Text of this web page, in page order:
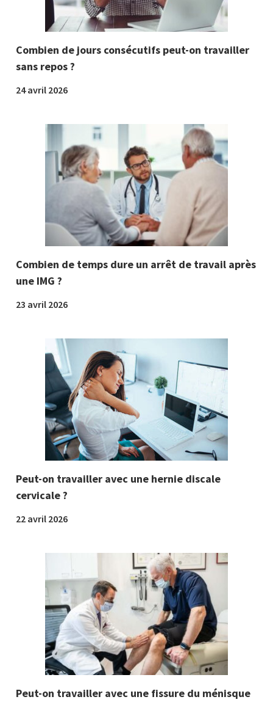
Combien de jours consécutifs peut-on travailler
sans repos ?
24 avril 2026
Combien de temps dure un arrêt de travail après
une IMG ?
23 avril 2026
Peut-on travailler avec une hernie discale
cervicale ?
22 avril 2026
Peut-on travailler avec une fissure du ménisque